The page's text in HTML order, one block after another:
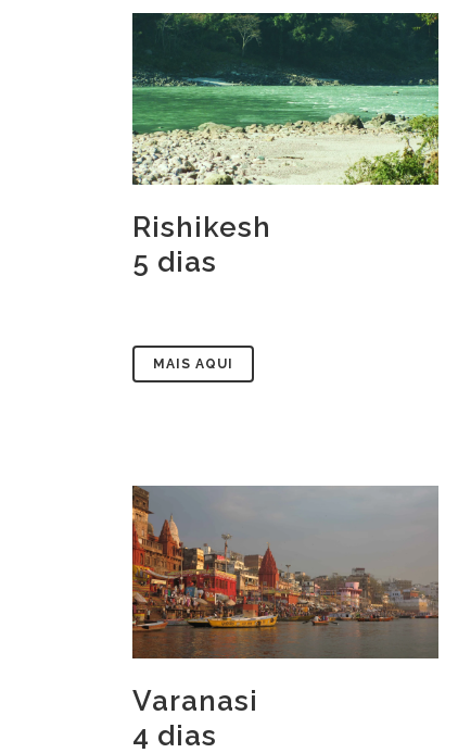
Rishikesh
5 dias
MAIS AQUI
Varanasi
4 dias